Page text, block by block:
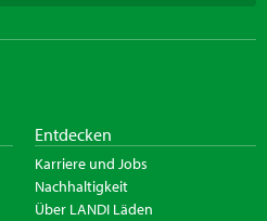
Entdecken
Karriere und Jobs
Nachhaltigkeit
Über LANDI Läden